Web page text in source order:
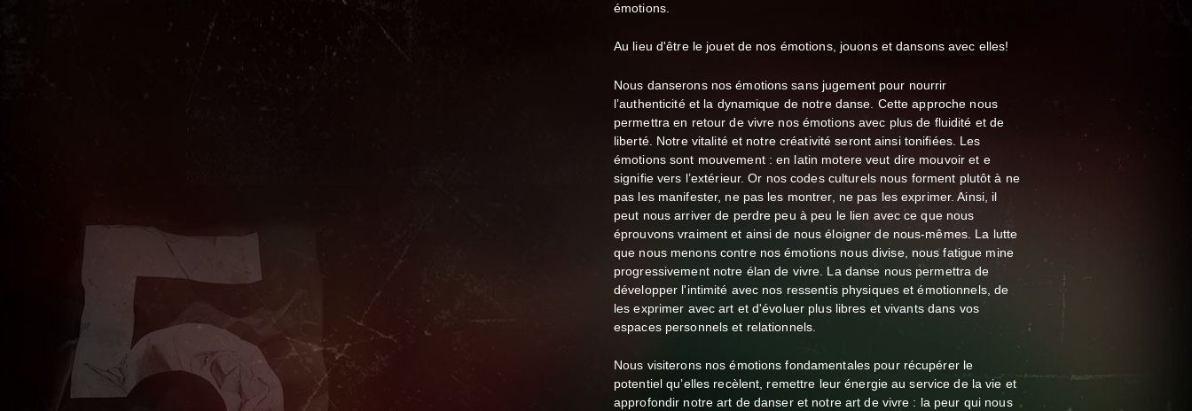
émotions.
Au lieu d'être le jouet de nos émotions, jouons et dansons avec elles!
Nous danserons nos émotions sans jugement pour nourrir
l’authenticité et la dynamique de notre danse. Cette approche nous
permettra en retour de vivre nos émotions avec plus de fluidité et de
liberté. Notre vitalité et notre créativité seront ainsi tonifiées. Les
émotions sont mouvement : en latin motere veut dire mouvoir et e
signifie vers l’extérieur. Or nos codes culturels nous forment plutôt à ne
pas les manifester, ne pas les montrer, ne pas les exprimer. Ainsi, il
peut nous arriver de perdre peu à peu le lien avec ce que nous
éprouvons vraiment et ainsi de nous éloigner de nous-mêmes. La lutte
que nous menons contre nos émotions nous divise, nous fatigue mine
progressivement notre élan de vivre. La danse nous permettra de
développer l'intimité avec nos ressentis physiques et émotionnels, de
les exprimer avec art et d'évoluer plus libres et vivants dans vos
espaces personnels et relationnels.
Nous visiterons nos émotions fondamentales pour récupérer le
potentiel qu’elles recèlent, remettre leur énergie au service de la vie et
approfondir notre art de danser et notre art de vivre : la peur qui nous